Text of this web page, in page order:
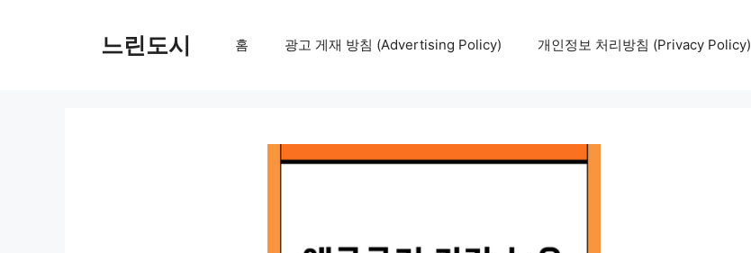
느린도시 홈 광고 게재 방침 (Advertising Policy) 개인정보 처리방침 (Privacy Policy)